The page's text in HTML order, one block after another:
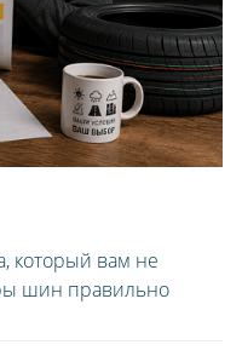
который вам не
шин правильно